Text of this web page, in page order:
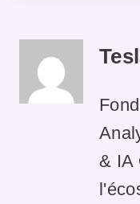
& IA